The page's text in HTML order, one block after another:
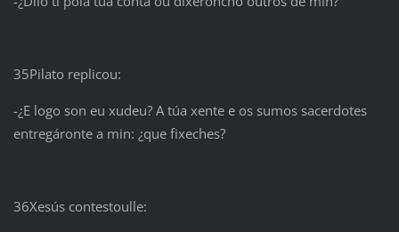
35Pilato replicou:
-¿E logo son eu xudeu? A túa xente e os sumos sacerdotes
entregáronte a min: ¿que fixeches?
36Xesús contestoulle: